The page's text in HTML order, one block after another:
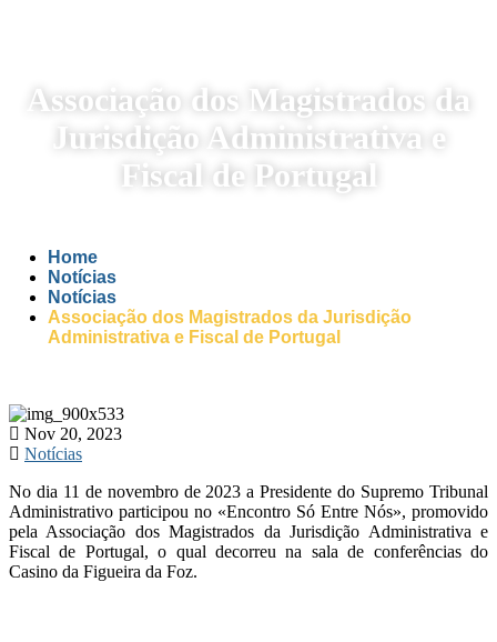
Associação dos Magistrados da
Jurisdição Administrativa e
Fiscal de Portugal
Home
Notícias
Notícias
Associação dos Magistrados da Jurisdição
Administrativa e Fiscal de Portugal
Nov 20, 2023
Notícias
No dia 11 de novembro de 2023 a Presidente do Supremo Tribunal
Administrativo participou no «Encontro Só Entre Nós», promovido
pela Associação dos Magistrados da Jurisdição Administrativa e
Fiscal de Portugal, o qual decorreu na sala de conferências do
Casino da Figueira da Foz.